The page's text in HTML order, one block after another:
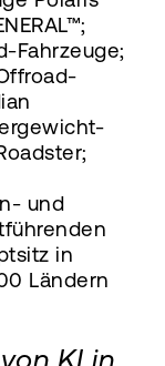
Fahrzeuge;
und
in
Ländern
KI in